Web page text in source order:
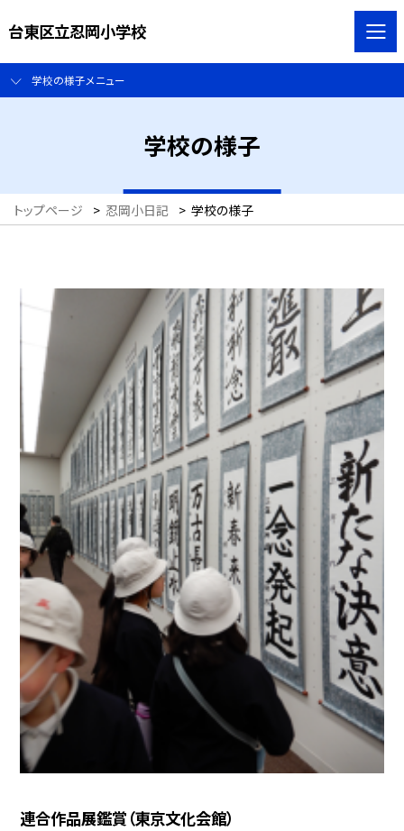
台東区立忍岡小学校
学校の様子メニュー
学校の様子
トップページ > 忍岡小日記 > 学校の様子
連合作品展鑑賞（東京文化会館）